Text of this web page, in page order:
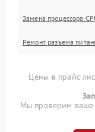
Замена процессора
Ремонт разъема
Цены в прайс-
Мы проверим ваше